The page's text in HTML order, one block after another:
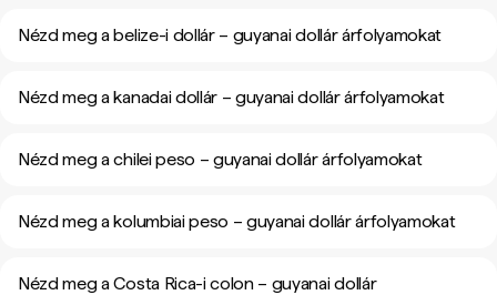
Nézd meg a belize-i dollár – guyanai dollár árfolyamokat
Nézd meg a kanadai dollár – guyanai dollár árfolyamokat
Nézd meg a chilei peso – guyanai dollár árfolyamokat
Nézd meg a kolumbiai peso – guyanai dollár árfolyamokat
Nézd meg a Costa Rica-i colon – guyanai dollár